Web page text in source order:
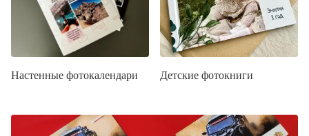
Настенные фотокалендари Детские фотокниги